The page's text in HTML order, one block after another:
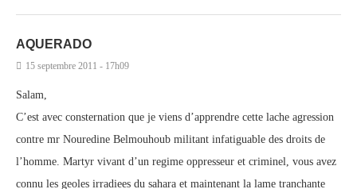
AQUERADO
15 septembre 2011 - 17h09
Salam,
C’est avec consternation que je viens d’apprendre cette lache agression
contre mr Nouredine Belmouhoub militant infatiguable des droits de
l’homme. Martyr vivant d’un regime oppresseur et criminel, vous avez
connu les geoles irradiees du sahara et maintenant la lame tranchante